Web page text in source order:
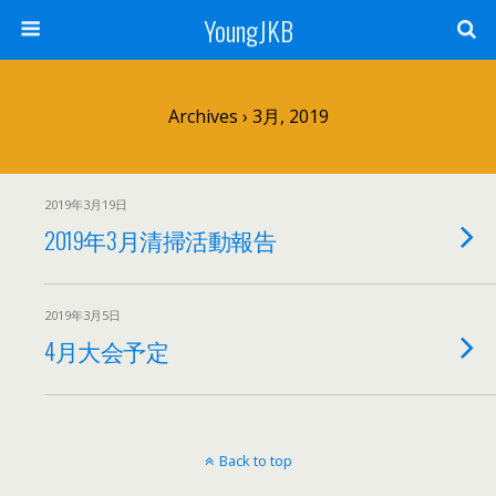
YoungJKB
Archives › 3月, 2019
2019年3月19日
2019年3月清掃活動報告
2019年3月5日
4月大会予定
Back to top